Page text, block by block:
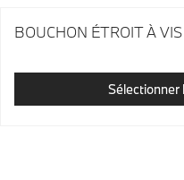
BOUCHON ÉTROIT À
Sélectionner